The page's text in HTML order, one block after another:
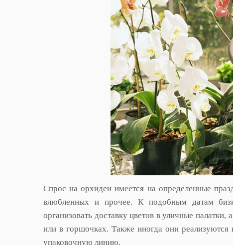
Спрос на орхидеи имеется на определенные
влюбленных и прочее. К подобным датам
организовать доставку цветов в уличные
или в горшочках. Также иногда они реализуются
упаковочную линию.